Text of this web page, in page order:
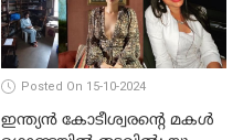
Posted On 15-10-2024
ഇന്ത്യൻ കോടീശ്വരൻ്റെ മകൾ